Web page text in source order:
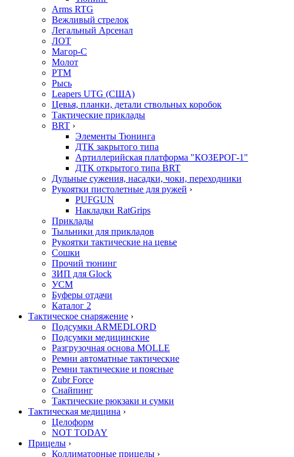
Arms RTG
Вежливый стрелок
Легальный Арсенал
ЛОТ
Магор-С
Молот
РТМ
Рысь
Leapers UTG (США)
Цевья, планки, детали ствольных коробок
Тактические приклады
BRT ›
Элементы Тюнинга
ДТК закрытого типа
Артиллерийская платформа "КОЗЕРОГ-1"
ДТК открытого типа BRT
Дульные сужения, насадки, чоки, переходники
Рукоятки пистолетные для ружей ›
PUFGUN
Накладки RatGrips
Приклады
Тыльники для прикладов
Рукоятки тактические на цевье
Сошки
Прочий тюнинг
ЗИП для Glock
УСМ
Буферы отдачи
Каталог 2
Тактическое снаряжение ›
Подсумки ARMEDLORD
Подсумки медицинские
Разгрузочная основа MOLLE
Ремни автоматные тактические
Ремни тактические и поясные
Zubr Force
Снайпинг
Тактические рюкзаки и сумки
Тактическая медицина ›
Целоформ
NOT TODAY
Прицелы ›
Коллиматорные прицелы ›